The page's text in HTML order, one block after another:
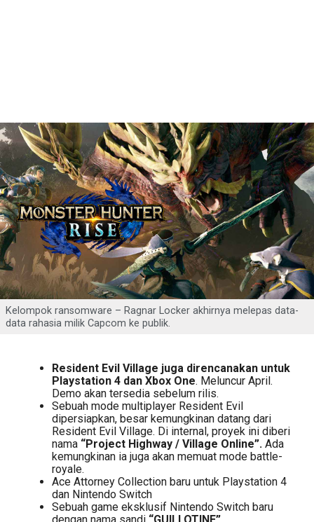
Kelompok ransomware – Ragnar Locker akhirnya melepas data-
data rahasia milik Capcom ke publik.
Resident Evil Village juga direncanakan untuk
Playstation 4 dan Xbox One. Meluncur April.
Demo akan tersedia sebelum rilis.
Sebuah mode multiplayer Resident Evil
dipersiapkan, besar kemungkinan datang dari
Resident Evil Village. Di internal, proyek ini diberi
nama“Project Highway / Village Online”.Ada
kemungkinan ia juga akan memuat mode battle-
royale.
Ace Attorney Collection baru untuk Playstation 4
dan Nintendo Switch
Sebuah game eksklusif Nintendo Switch baru